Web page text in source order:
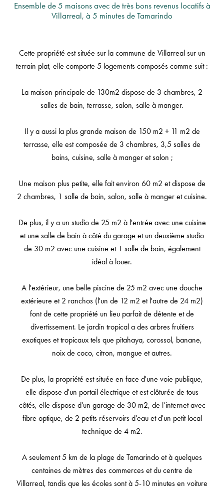
Ensemble de 5 maisons avec de très bons revenus locatifs à
Villarreal, à 5 minutes de Tamarindo
Cette propriété est située sur la commune de Villarreal sur un
terrain plat, elle comporte 5 logements composés comme suit :
La maison principale de 130m2 dispose de 3 chambres, 2
salles de bain, terrasse, salon, salle à manger.
Il y a aussi la plus grande maison de 150 m2 + 11 m2 de
terrasse, elle est composée de 3 chambres, 3,5 salles de
bains, cuisine, salle à manger et salon ;
Une maison plus petite, elle fait environ 60 m2 et dispose de
2 chambres, 1 salle de bain, salon, salle à manger et cuisine.
De plus, il y a un studio de 25 m2 à l'entrée avec une cuisine
et une salle de bain à côté du garage et un deuxième studio
de 30 m2 avec une cuisine et 1 salle de bain, également
idéal à louer.
A l'extérieur, une belle piscine de 25 m2 avec une douche
extérieure et 2 ranchos (l'un de 12 m2 et l'autre de 24 m2)
font de cette propriété un lieu parfait de détente et de
divertissement. Le jardin tropical a des arbres fruitiers
exotiques et tropicaux tels que pitahaya, corossol, banane,
noix de coco, citron, mangue et autres.
De plus, la propriété est située en face d'une voie publique,
elle dispose d'un portail électrique et est clôturée de tous
côtés, elle dispose d'un garage de 30 m2, de l’internet avec
fibre optique, de 2 petits réservoirs d'eau et d'un petit local
technique de 4 m2.
A seulement 5 km de la plage de Tamarindo et à quelques
centaines de mètres des commerces et du centre de
Villarreal, tandis que les écoles sont à 5-10 minutes en voiture